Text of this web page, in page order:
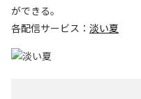
ができる。
各配信サービス： 淡い夏